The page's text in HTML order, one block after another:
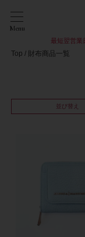
Menu
最短翌営業
Top 財布商品一覧
並び替え